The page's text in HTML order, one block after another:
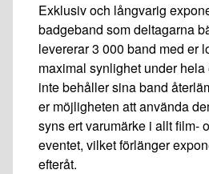
Exklusiv och långvarig
badgeband som deltagarna
levererar 3 000 band med er
maximal synlighet under
inte behåller sina band
er möjligheten att använda
syns ert varumärke i allt film-
eventet, vilket förlänger
efteråt.